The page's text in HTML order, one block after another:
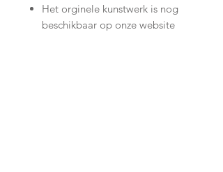
Het orginele kunstwerk is nog
beschikbaar op onze website